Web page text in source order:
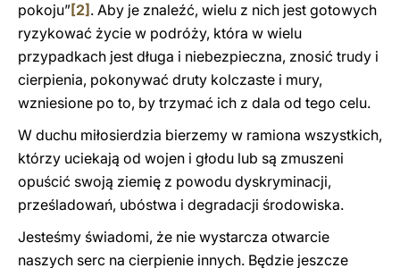
pokoju”[2] . Aby je znaleźć, wielu z nich jest gotowych
ryzykować życie w podróży, która w wielu
przypadkach jest długa i niebezpieczna, znosić trudy i
cierpienia, pokonywać druty kolczaste i mury,
wzniesione po to, by trzymać ich z dala od tego celu.
W duchu miłosierdzia bierzemy w ramiona wszystkich,
którzy uciekają od wojen i głodu lub są zmuszeni
opuścić swoją ziemię z powodu dyskryminacji,
prześladowań, ubóstwa i degradacji środowiska.
Jesteśmy świadomi, że nie wystarcza otwarcie
naszych serc na cierpienie innych. Będzie jeszcze